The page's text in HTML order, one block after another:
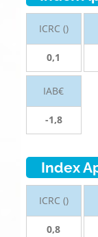
ICRC ()
0,1
IAB€
-1,8
Index
ICRC ()
0,8